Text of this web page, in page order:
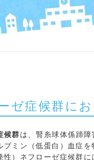
ゼ症候群に
候群は、腎糸球体係蹄
ブミン（低蛋白）血症を
性）ネフローゼ症候群